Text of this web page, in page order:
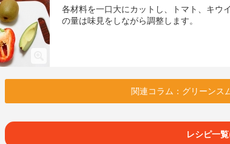
各材料を一口大にカットし、トマト、キウ
の量は味見をしながら調整します。
関連コラム：グリーンス
レシピ一